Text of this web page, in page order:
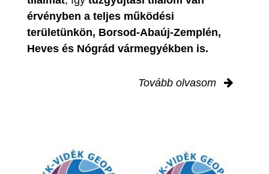
érvényben a teljes működési
területünkön, Borsod-Abaúj-Zemplén,
Heves és Nógrád vármegyékben is.
Tovább olvasom